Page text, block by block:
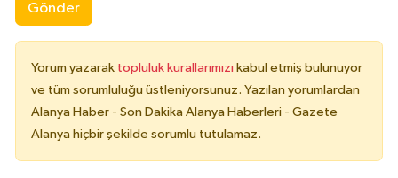
Gönder
Yorum yazarak topluluk kurallarımızı kabul etmiş bulunuyor
ve tüm sorumluluğu üstleniyorsunuz. Yazılan yorumlardan
Alanya Haber - Son Dakika Alanya Haberleri - Gazete
Alanya hiçbir şekilde sorumlu tutulamaz.